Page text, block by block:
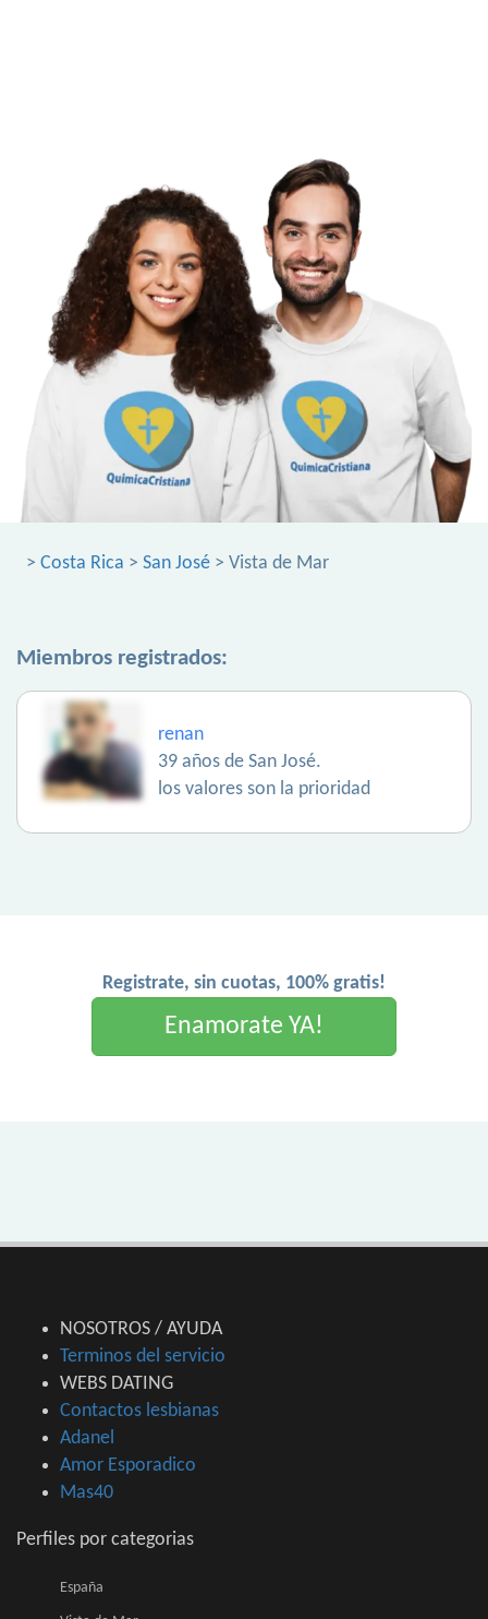
> Costa Rica > San José > Vista de Mar
Miembros registrados:
renan
39 años de San José.
los valores son la prioridad
Registrate, sin cuotas, 100% gratis!
Enamorate YA!
NOSOTROS / AYUDA
Terminos del servicio
WEBS DATING
Contactos lesbianas
Adanel
Amor Esporadico
Mas40
Perfiles por categorias
España